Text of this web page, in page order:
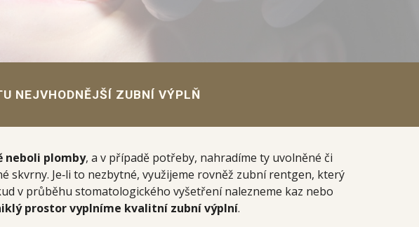
NEJVHODNĚJŠÍ ZUBNÍ VÝPLŇ
neboli plomby, a v případě potřeby, nahradíme ty uvolněné či
skvrny. Je‑li to nezbytné, využijeme rovněž zubní rentgen, který
v průběhu stomatologického vyšetření nalezneme kaz nebo
prostor vyplníme kvalitní zubní výplní.